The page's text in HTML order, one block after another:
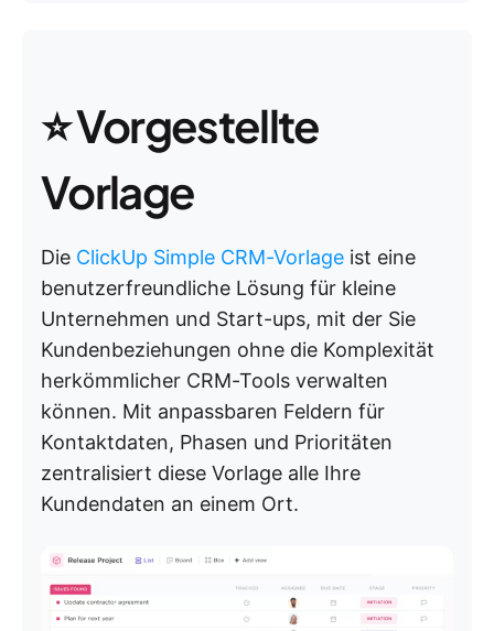
⭐️ Vorgestellte
Vorlage
Die ClickUp Simple CRM-Vorlage ist eine
benutzerfreundliche Lösung für kleine
Unternehmen und Start-ups, mit der Sie
Kundenbeziehungen ohne die Komplexität
herkömmlicher CRM-Tools verwalten
können. Mit anpassbaren Feldern für
Kontaktdaten, Phasen und Prioritäten
zentralisiert diese Vorlage alle Ihre
Kundendaten an einem Ort.